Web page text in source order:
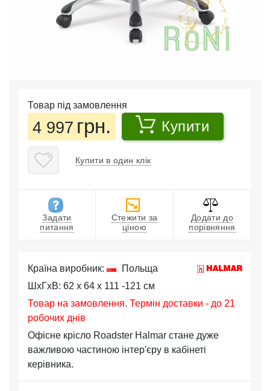
Товар під замовлення
4 997 грн. Купити
Купити в один клік
Задати
питання
Стежити за
ціною
Додати до
порівняння
Країна виробник:
Польща
ШхГхВ: 62 x 64 x 111 -121 см
Товар на замовлення. Термін доставки - до 21
робочих днів
Офісне крісло Roadster Halmar стане дуже
важливою частиною інтер'єру в кабінеті
керівника.